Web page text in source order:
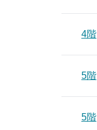
4階
5階
5階